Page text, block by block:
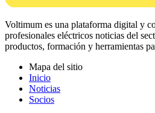
Voltimum es una plataforma digital y
profesionales eléctricos noticias del
productos, formación y herramientas
Mapa del sitio
Inicio
Noticias
Socios